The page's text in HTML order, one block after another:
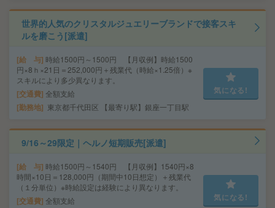
世界的人気のクリスタルジュエリーブランドで接客スキ
ルを磨こう[派遣]
給 与 時給1500円～1500円 【月収例】時給1500
円×8ｈ×21日＝252,000円＋残業代（時給×1.25倍）※
スキルにより多少異なります。
交通費 全額支給
勤務地 東京都千代田区 【最寄り駅】銀座一丁目駅
気になる!
9/16～29限定｜ヘルノ短期販売[派遣]
給 与 時給1500円～1540円 【月収例】1540円×8
時間×10日＝128,000円（期間中10日想定）＋残業代
（１分単位）※時給設定は経験により異なります。
交通費 全額支給 気になる!